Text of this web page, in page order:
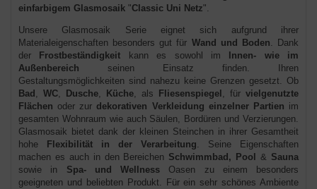
einfarbigem Glasmosaik "Classic Uni Netz".
Unsere Glasmosaik Serie eignet sich aufgrund ihrer
Materialeigenschaften besonders gut für Wand und Boden. Dank
der
Frostbeständigkeit kann es sowohl im Innen- wie im
Außenbereich seinen Einsatz finden. Ihren
Gestaltungsmöglichkeiten sind nahezu keine Grenzen gesetzt. Ob
Bad , WC, Dusche, Küche, als Fliesenspiegel , für vielgenutzte
Flächen oder zurdekorativen Verkleidung einzelner Partien im
gesamten Wohnraum wie auch Säulen, Bordüren und Verzierungen.
Glasmosaik bietet dank der kleinen Steinchen in ihrer Gesamtheit
hohe
Flexibilität in der Verarbeitung. Seine Eigenschaften
machen es auch in den Bereichen Schwimmbad, Pool & Sauna
sowie in Spa- und Wellness Oasen zu einem besonders
geeigneten und beliebten Produkt. Für ein sehr schönes Ambiente